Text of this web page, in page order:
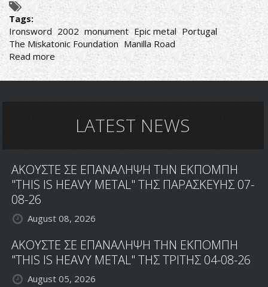
Tags:
Ironsword 2002 monument Epic metal Portugal
The Miskatonic Foundation Manilla Road
Read more about
Ironsword-
Ironsword
LATEST NEWS
ΑΚΟΥΣΤΕ ΣΕ ΕΠΑΝΑΛΗΨΗ ΤΗΝ ΕΚΠΟΜΠΗ
"THIS IS HEAVY METAL" ΤΗΣ ΠΑΡΑΣΚΕΥΗΣ 07-
08-26
August 08, 2026
ΑΚΟΥΣΤΕ ΣΕ ΕΠΑΝΑΛΗΨΗ ΤΗΝ ΕΚΠΟΜΠΗ
"THIS IS HEAVY METAL" ΤΗΣ ΤΡΙΤΗΣ 04-08-26
August 05, 2026